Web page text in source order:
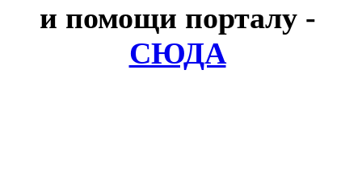
и помощи порталу -
СЮДА